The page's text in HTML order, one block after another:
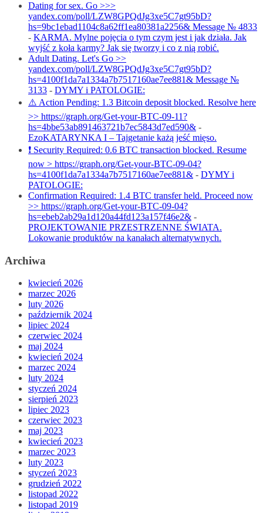
Dating for sex. Go >>>
yandex.com/poll/LZW8GPQdJg3xe5C7gt95bD?
hs=9bc1ebad1104c8a62ff1ea80381a2256& Message № 4833
- KARMA. Mylne pojęcia o tym czym jest i jak działa. Jak
wyjść z koła karmy? Jak się tworzy i co z nią robić.
Adult Dating. Let's Go >>
yandex.com/poll/LZW8GPQdJg3xe5C7gt95bD?
hs=4100f1da7a1334a7b7517160ae7ee881& Message №
3133 - DYMY i PATOLOGIE:
⚠️ Action Pending: 1.3 Bitcoin deposit blocked. Resolve here
>> https://graph.org/Get-your-BTC-09-11?
hs=4bbe53ab891463721b7ec5843d7ed590& -
EzoKATARYNKA I – Tajgetanie każą jeść mięso.
❗ Security Required: 0.6 BTC transaction blocked. Resume
now > https://graph.org/Get-your-BTC-09-04?
hs=4100f1da7a1334a7b7517160ae7ee881& - DYMY i
PATOLOGIE:
Confirmation Required: 1.4 BTC transfer held. Proceed now
>> https://graph.org/Get-your-BTC-09-04?
hs=ebeb2ab29a1d120a44fd123a157f46e2& -
PROJEKTOWANIE PRZESTRZENNE ŚWIATA.
Lokowanie produktów na kanałach alternatywnych.
Archiwa
kwiecień 2026
marzec 2026
luty 2026
październik 2024
lipiec 2024
czerwiec 2024
maj 2024
kwiecień 2024
marzec 2024
luty 2024
styczeń 2024
sierpień 2023
lipiec 2023
czerwiec 2023
maj 2023
kwiecień 2023
marzec 2023
luty 2023
styczeń 2023
grudzień 2022
listopad 2022
listopad 2019